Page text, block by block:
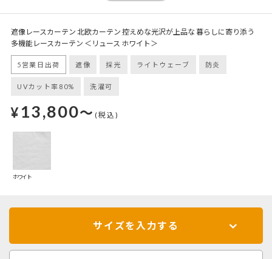
遮像レースカーテン 北欧カーテン 控えめな光沢が上品な 暮らしに寄り添う
多機能レースカーテン ＜リュース ホワイト＞
5営業日出荷 遮像 採光 ライトウェーブ 防炎
UVカット率80% 洗濯可
¥13,800～ (税込)
ホワイト
サイズを入力する